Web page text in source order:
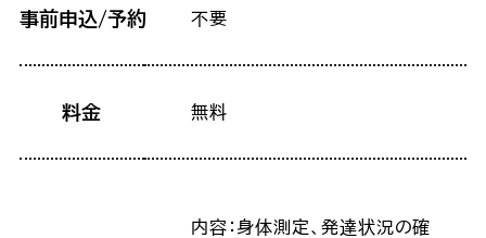
事前申込/予約 不要
料金 無料
内容：身体測定、発達状況の確